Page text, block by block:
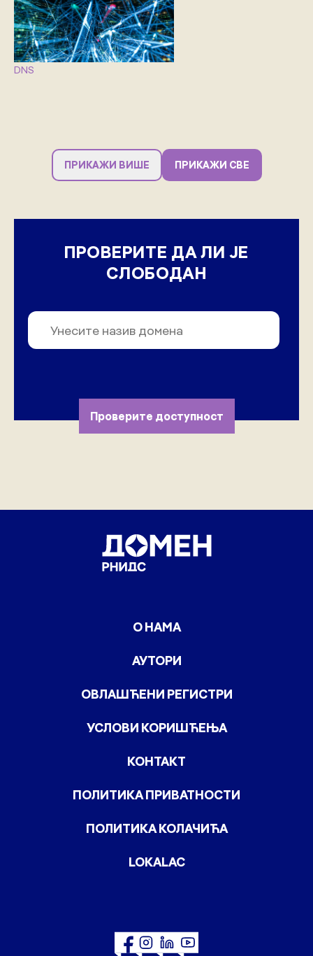
DNS
ПРИКАЖИ ВИШЕ ПРИКАЖИ СВЕ
ПРОВЕРИТЕ ДА ЛИ ЈЕ
СЛОБОДАН
Проверите доступност
О НАМА
АУТОРИ
ОВЛАШЋЕНИ РЕГИСТРИ
УСЛОВИ КОРИШЋЕЊА
КОНТАКТ
ПОЛИТИКА ПРИВАТНОСТИ
ПОЛИТИКА КОЛАЧИЋА
LOKALAC